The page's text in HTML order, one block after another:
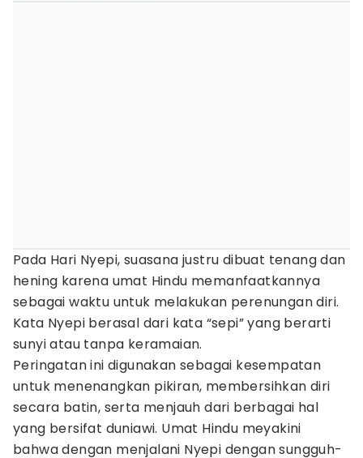
Pada Hari Nyepi, suasana justru dibuat tenang dan
hening karena umat Hindu memanfaatkannya
sebagai waktu untuk melakukan perenungan diri.
Kata Nyepi berasal dari kata “sepi” yang berarti
sunyi atau tanpa keramaian.
Peringatan ini digunakan sebagai kesempatan
untuk menenangkan pikiran, membersihkan diri
secara batin, serta menjauh dari berbagai hal
yang bersifat duniawi. Umat Hindu meyakini
bahwa dengan menjalani Nyepi dengan sungguh-